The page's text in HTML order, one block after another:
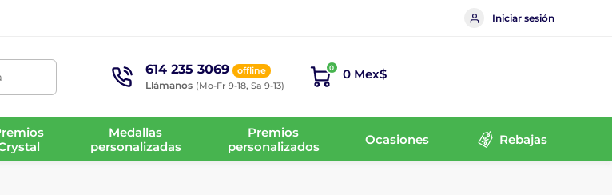
Iniciar sesión
614 235 3069 offline
Llámanos (Mo-Fr 9-18, Sa 9-13)
0 0 Mex$
Medallas
personalizadas
Premios
personalizados
Ocasiones Rebajas